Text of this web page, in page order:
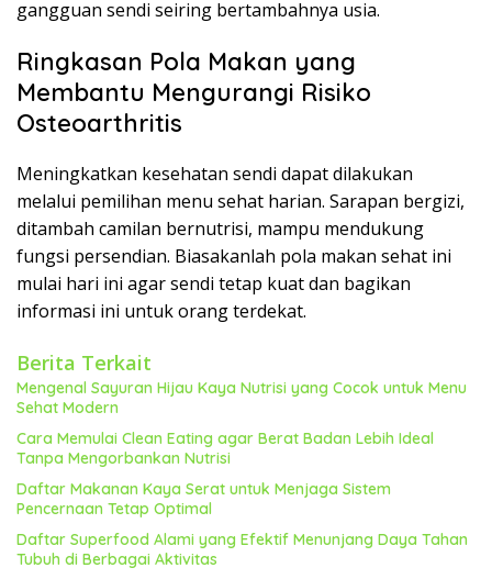
gangguan sendi seiring bertambahnya usia.
Ringkasan Pola Makan yang
Membantu Mengurangi Risiko
Osteoarthritis
Meningkatkan kesehatan sendi dapat dilakukan
melalui pemilihan menu sehat harian. Sarapan bergizi,
ditambah camilan bernutrisi, mampu mendukung
fungsi persendian. Biasakanlah pola makan sehat ini
mulai hari ini agar sendi tetap kuat dan bagikan
informasi ini untuk orang terdekat.
Berita Terkait
Mengenal Sayuran Hijau Kaya Nutrisi yang Cocok untuk Menu
Sehat Modern
Cara Memulai Clean Eating agar Berat Badan Lebih Ideal
Tanpa Mengorbankan Nutrisi
Daftar Makanan Kaya Serat untuk Menjaga Sistem
Pencernaan Tetap Optimal
Daftar Superfood Alami yang Efektif Menunjang Daya Tahan
Tubuh di Berbagai Aktivitas